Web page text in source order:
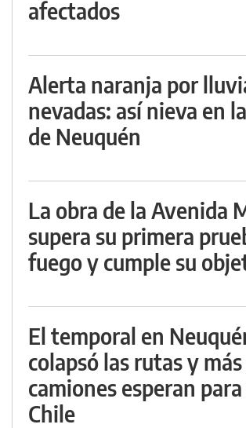
afectados
Alerta naranja por
nevadas: así nieva en
de Neuquén
La obra de la Avenida
supera su primera
fuego y cumple su
El temporal en
colapsó las rutas y
camiones esperan
Chile